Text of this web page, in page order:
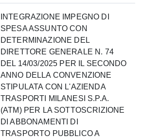
INTEGRAZIONE IMPEGNO DI
SPESA ASSUNTO CON
DETERMINAZIONE DEL
DIRETTORE GENERALE N. 74
DEL 14/03/2025 PER IL SECONDO
ANNO DELLA CONVENZIONE
STIPULATA CON L'AZIENDA
TRASPORTI MILANESI S.P.A.
(ATM) PER LA SOTTOSCRIZIONE
DI ABBONAMENTI DI
TRASPORTO PUBBLICO A